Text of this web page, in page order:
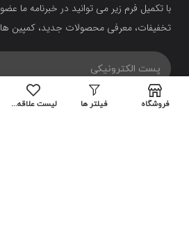
با تکمیل فرم زیر می توانید در خبرنامه ما
تخفیفات، معرفی محصولات جدید، کمپین
فروشگاه فیلتر ها لیست علاقه مندی ها